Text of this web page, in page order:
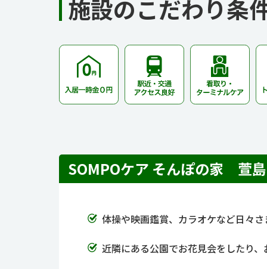
施設のこだわり条
SOMPOケア そんぽの家 萱
体操や映画鑑賞、カラオケなど日々
近隣にある公園でお花見会をしたり